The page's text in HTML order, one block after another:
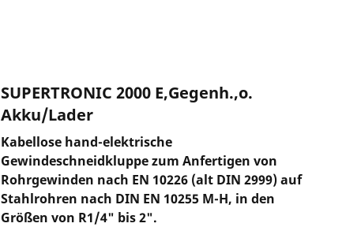
SUPERTRONIC 2000 E,Gegenh.,o.
Akku/Lader
Kabellose hand-elektrische
Gewindeschneidkluppe zum Anfertigen von
Rohrgewinden nach EN 10226 (alt DIN 2999) auf
Stahlrohren nach DIN EN 10255 M-H, in den
Größen von R1/4" bis 2".